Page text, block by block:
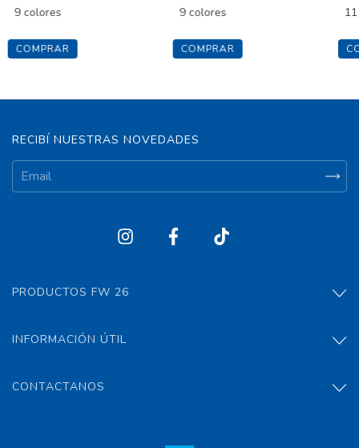
9 colores
COMPRAR
9 colores
COMPRAR
RECIBÍ NUESTRAS NOVEDADES
PRODUCTOS FW 26
INFORMACIÓN ÚTIL
CONTACTANOS